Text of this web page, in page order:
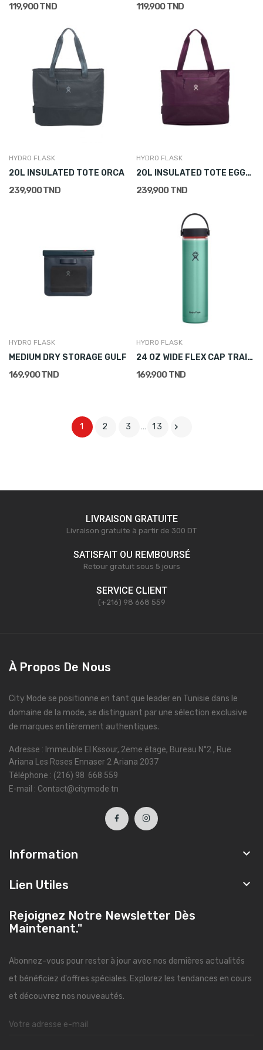
119,900 TND 119,900 TND
HYDRO FLASK
20L INSULATED TOTE ORCA
239,900 TND
HYDRO FLASK
20L INSULATED TOTE EGGPLANT
239,900 TND
HYDRO FLASK
MEDIUM DRY STORAGE GULF
169,900 TND
HYDRO FLASK
24 OZ WIDE FLEX CAP TRAIL LIGHTWEIGHT NEW COLOR
169,900 TND
1 2 3 … 13 
LIVRAISON GRATUITE
Livraison gratuite à partir de 300 DT
SATISFAIT OU REMBOURSÉ
Retour gratuit sous 5 jours
SERVICE CLIENT
(+216) 98 668 559
À Propos De Nous
City Mode se positionne en tant que leader en Tunisie dans le
domaine de la mode, se distinguant par une sélection exclusive
de marques entièrement authentiques.
Adresse : Immeuble El Kssour, 2eme étage, Bureau N°2 , Rue
Ariana Les Roses Ennaser 2 Ariana 2037
Téléphone : (216) 98 668 559
E-mail : Contact@citymode.tn
Information 
Lien Utiles 
Rejoignez Notre Newsletter Dès
Maintenant."
Abonnez-vous pour rester à jour avec nos dernières actualités
et bénéficiez d'offres spéciales. Explorez les tendances en cours
et découvrez nos nouveautés.